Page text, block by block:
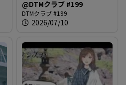
@DTMクラブ #199
DTMクラブ #199
2026/07/10